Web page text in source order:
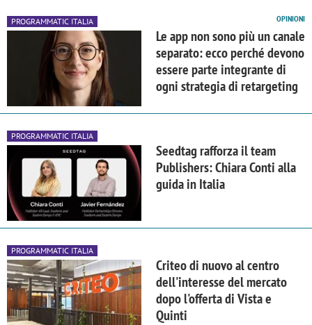
PROGRAMMATIC ITALIA OPINIONI
Le app non sono più un canale
separato: ecco perché devono
essere parte integrante di
ogni strategia di retargeting
PROGRAMMATIC ITALIA
Seedtag rafforza il team
Publishers: Chiara Conti alla
guida in Italia
PROGRAMMATIC ITALIA
Criteo di nuovo al centro
dell'interesse del mercato
dopo l'offerta di Vista e
Quinti